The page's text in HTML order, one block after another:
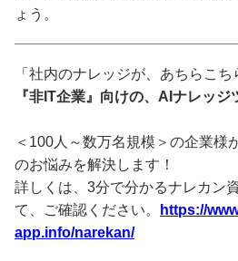
ょう。
「社内のナレッジが、あちらこち
『非IT企業』向けの、AIナレッジ
＜100人～数万名規模＞の企業様
のお悩みを解決します！
詳しくは、3分で分かるナレカン
て、ご確認ください。
https://
app.info/narekan/